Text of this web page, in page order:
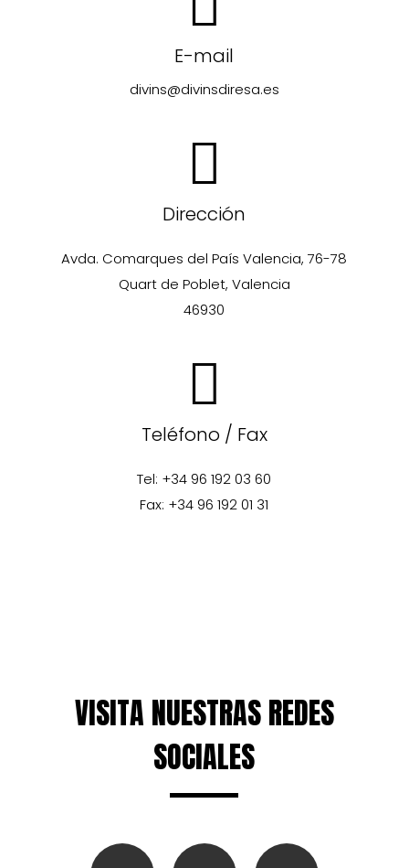
E-mail
divins@divinsdiresa.es
Dirección
Avda. Comarques del País Valencia, 76-78
Quart de Poblet, Valencia
46930
Teléfono / Fax
Tel: +34 96 192 03 60
Fax: +34 96 192 01 31
VISITA NUESTRAS REDES
SOCIALES